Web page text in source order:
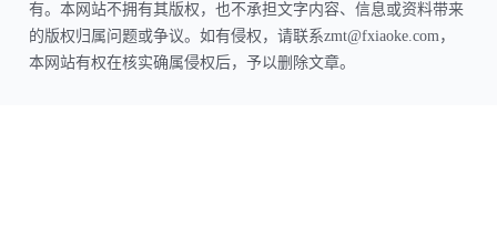
有。本网站不拥有其版权，也不承担文字内容、信息或资料带来
的版权归属问题或争议。如有侵权，请联系zmt@fxiaoke.com，
本网站有权在核实确属侵权后，予以删除文章。